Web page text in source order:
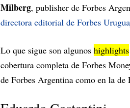
Milberg, publisher de Forbes
directora editorial de Forbes
Lo que sigue son algunos highlights
cobertura completa de Forbes
de Forbes Argentina como en la